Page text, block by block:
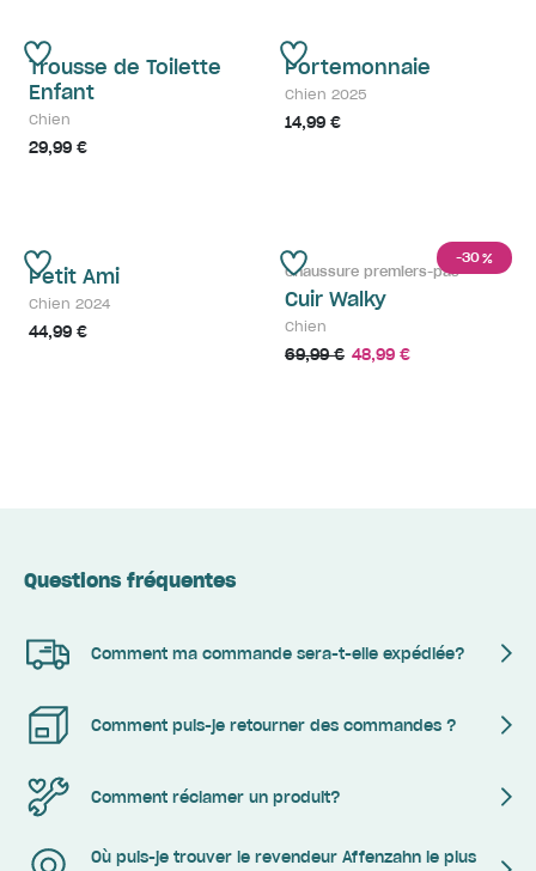
Trousse de Toilette
Enfant
Chien
29,99 €
Portemonnaie
Chien 2025
14,99 €
Petit Ami
Chien 2024
44,99 €
-30%
Chaussure premiers-pas
Cuir Walky
Chien
69,99 € 48,99 €
Questions fréquentes
Comment ma commande sera-t-elle expédiée?
Comment puis-je retourner des commandes ?
Comment réclamer un produit?
Où puis-je trouver le revendeur Affenzahn le plus